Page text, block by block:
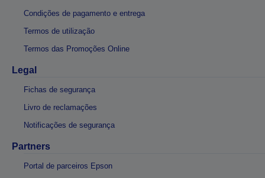
Condições de pagamento e entrega
Termos de utilização
Termos das Promoções Online
Legal
Fichas de segurança
Livro de reclamações
Notificações de segurança
Partners
Portal de parceiros Epson